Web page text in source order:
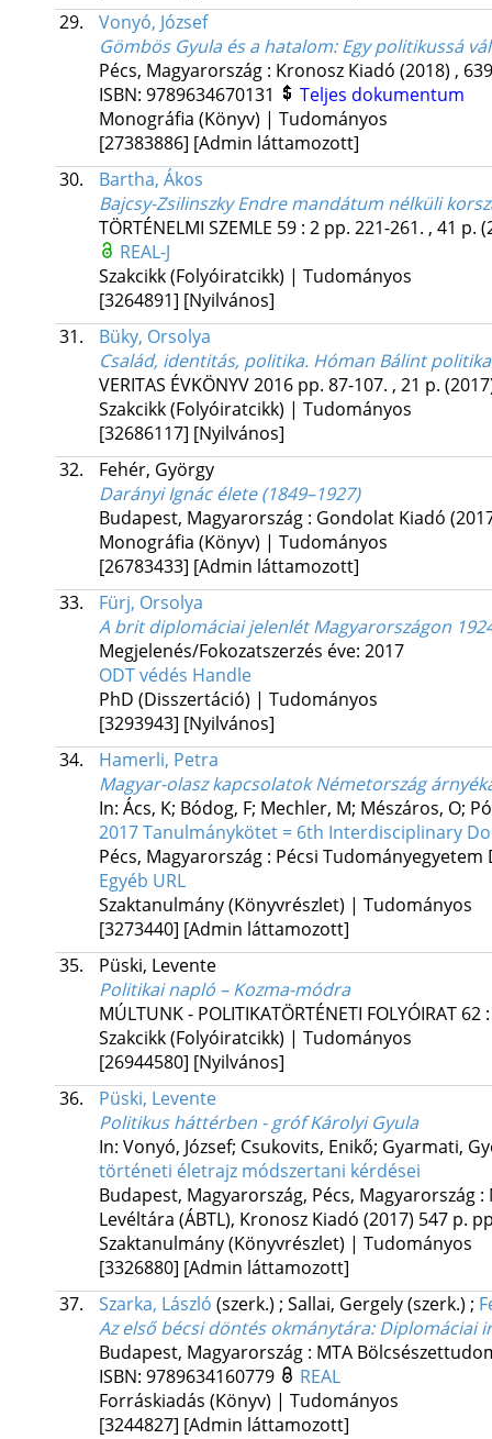
29.
Vonyó, József
Gömbös Gyula és a hatalom: Egy politikussá
Pécs, Magyarország : Kronosz Kiadó (2018) ,
ISBN: 9789634670131
Teljes dokumentum
Monográfia (Könyv) | Tudományos
[27383886] [Admin láttamozott]
30.
Bartha, Ákos
Bajcsy-Zsilinszky Endre mandátum nélküli
TÖRTÉNELMI SZEMLE 59: 2 pp. 221-261. , 41 p.
REAL-J
Szakcikk (Folyóiratcikk) | Tudományos
[3264891] [Nyilvános]
31.
Büky, Orsolya
Család, identitás, politika. Hóman Bálint
VERITAS ÉVKÖNYV2016 pp. 87-107. , 21 p.
Szakcikk (Folyóiratcikk) | Tudományos
[32686117] [Nyilvános]
32.
Fehér, György
Darányi Ignác élete (1849–1927)
Budapest, Magyarország : Gondolat Kiadó
Monográfia (Könyv) | Tudományos
[26783433] [Admin láttamozott]
33.
Fürj, Orsolya
A brit diplomáciai jelenlét Magyarországon
Megjelenés/Fokozatszerzés éve: 2017
ODT védés Handle
PhD (Disszertáció) | Tudományos
[3293943] [Nyilvános]
34.
Hamerli, Petra
Magyar-olasz kapcsolatok Németország
In: Ács, K; Bódog, F; Mechler, M; Mészáros, O;
2017 Tanulmánykötet = 6th Interdisciplinary
Pécs, Magyarország : Pécsi
Egyéb URL
Szaktanulmány (Könyvrészlet) | Tudományos
[3273440] [Admin láttamozott]
35.
Püski, Levente
Politikai napló – Kozma-módra
MÚLTUNK - POLITIKATÖRTÉNETI FOLYÓIRAT 62
Szakcikk (Folyóiratcikk) | Tudományos
[26944580] [Nyilvános]
36.
Püski, Levente
Politikus háttérben - gróf Károlyi Gyula
In: Vonyó, József; Csukovits, Enikő; Gyarmati,
történeti életrajz módszertani kérdései
Budapest, Magyarország, Pécs, Magyarország :
Levéltára (ÁBTL), Kronosz Kiadó (2017) 547 p.
Szaktanulmány (Könyvrészlet) | Tudományos
[3326880] [Admin láttamozott]
37.
Szarka, László (szerk.) ; Sallai, Gergely(szerk.) ;
Az első bécsi döntés okmánytára: Diplomáciai
Budapest, Magyarország : MTA
ISBN: 9789634160779
REAL
Forráskiadás (Könyv) | Tudományos
[3244827] [Admin láttamozott]